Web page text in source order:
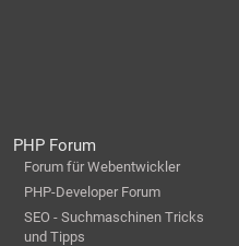
PHP Forum
Forum für Webentwickler
PHP-Developer Forum
SEO - Suchmaschinen Tricks
und Tipps